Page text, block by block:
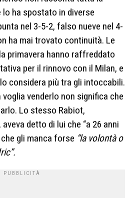
ha spostato in diverse
nel 3-5-2, falso nueve nel 4-
ha mai trovato continuità. Le
primavera hanno raffreddato
per il rinnovo con il Milan, e
considera più tra gli intoccabili.
venderlo non significa che
Lo stesso Rabiot,
detto di lui che “a 26 anni
gli manca forse “la volontà o